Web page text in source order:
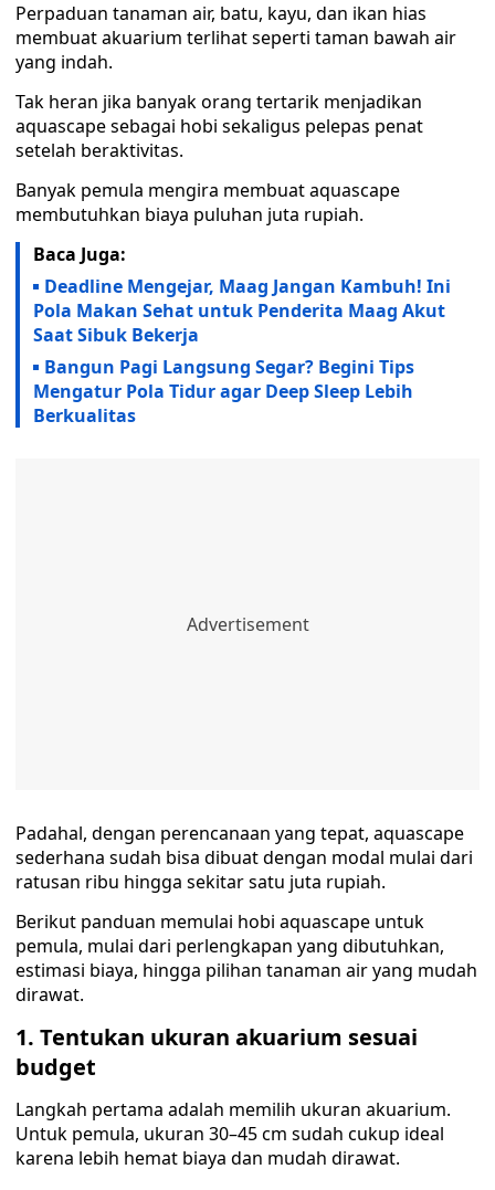
Perpaduan tanaman air, batu, kayu, dan ikan hias
membuat akuarium terlihat seperti taman bawah air
yang indah.
Tak heran jika banyak orang tertarik menjadikan
aquascape sebagai hobi sekaligus pelepas penat
setelah beraktivitas.
Banyak pemula mengira membuat aquascape
membutuhkan biaya puluhan juta rupiah.
Baca Juga:
Deadline Mengejar, Maag Jangan Kambuh! Ini
Pola Makan Sehat untuk Penderita Maag Akut
Saat Sibuk Bekerja
Bangun Pagi Langsung Segar? Begini Tips
Mengatur Pola Tidur agar Deep Sleep Lebih
Berkualitas
Padahal, dengan perencanaan yang tepat, aquascape
sederhana sudah bisa dibuat dengan modal mulai dari
ratusan ribu hingga sekitar satu juta rupiah.
Berikut panduan memulai hobi aquascape untuk
pemula, mulai dari perlengkapan yang dibutuhkan,
estimasi biaya, hingga pilihan tanaman air yang mudah
dirawat.
1. Tentukan ukuran akuarium sesuai
budget
Langkah pertama adalah memilih ukuran akuarium.
Untuk pemula, ukuran 30–45 cm sudah cukup ideal
karena lebih hemat biaya dan mudah dirawat.